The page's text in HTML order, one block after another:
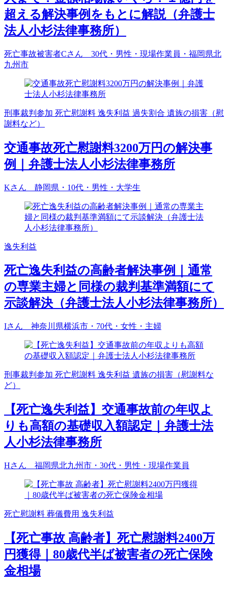
超える解決事例をもとに解説（弁護士
法人小杉法律事務所）
死亡事故被害者Cさん 30代・男性・現場作業員・福岡県北
九州市
刑事裁判参加 死亡慰謝料 逸失利益 過失割合 遺族の損害（慰
謝料など）
交通事故死亡慰謝料3200万円の解決事
例｜弁護士法人小杉法律事務所
Kさん 静岡県・10代・男性・大学生
逸失利益
死亡逸失利益の高齢者解決事例｜通常
の専業主婦と同様の裁判基準満額にて
示談解決（弁護士法人小杉法律事務所）
Iさん 神奈川県横浜市・70代・女性・主婦
刑事裁判参加 死亡慰謝料 逸失利益 遺族の損害（慰謝料な
ど）
【死亡逸失利益】交通事故前の年収よ
りも高額の基礎収入額認定｜弁護士法
人小杉法律事務所
Hさん 福岡県北九州市・30代・男性・現場作業員
死亡慰謝料 葬儀費用 逸失利益
【死亡事故 高齢者】死亡慰謝料2400万
円獲得｜80歳代半ば被害者の死亡保険
金相場